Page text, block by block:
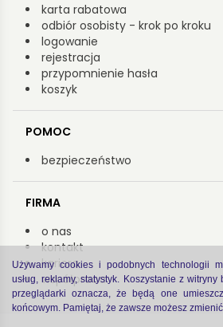
Używamy cookies i podobnych technologii
usług, reklamy, statystyk. Koszystanie z
przeglądarki oznacza, że będą one
końcowym. Pamiętaj, że zawsze możesz
karta rabatowa
odbiór osobisty - krok po kroku
logowanie
rejestracja
przypomnienie hasła
koszyk
POMOC
bezpieczeństwo
FIRMA
o nas
kontakt
kariera
współpraca